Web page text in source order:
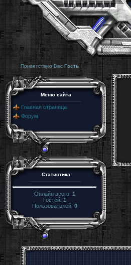
Приветствую Вас Гость
Меню сайта
Главная страница
Форум
Статистика
Онлайн всего: 1
Гостей: 1
Пользователей: 0